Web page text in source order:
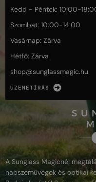
Kedd - Péntek: 10:00-
Szombat: 10:00-14:00
Vasárnap: Zárva
Hétfő: Zárva
shop@sunglassmagic.hu
ÜZENETÍRÁS
A Sunglass Magicnél
napszemüvegek és optikai